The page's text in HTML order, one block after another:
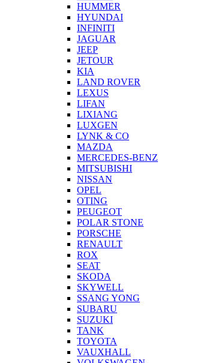
HUMMER
HYUNDAI
INFINITI
JAGUAR
JEEP
JETOUR
KIA
LAND ROVER
LEXUS
LIFAN
LIXIANG
LUXGEN
LYNK & CO
MAZDA
MERCEDES-BENZ
MITSUBISHI
NISSAN
OPEL
OTING
PEUGEOT
POLAR STONE
PORSCHE
RENAULT
ROX
SEAT
SKODA
SKYWELL
SSANG YONG
SUBARU
SUZUKI
TANK
TOYOTA
VAUXHALL